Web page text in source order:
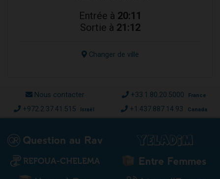
Entrée à 20:11
Sortie à 21:12
Changer de ville
Nous contacter +33.1.80.20.5000 France
+972.2.37.41.515 Israël +1.437.887.14.93 Canada